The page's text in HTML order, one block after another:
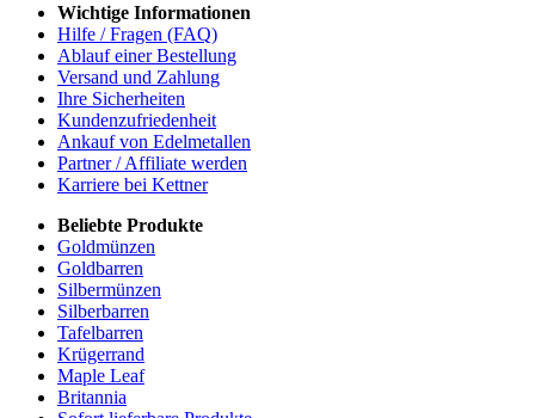
Wichtige Informationen
Hilfe / Fragen (FAQ)
Ablauf einer Bestellung
Versand und Zahlung
Ihre Sicherheiten
Kundenzufriedenheit
Ankauf von Edelmetallen
Partner / Affiliate werden
Karriere bei Kettner
Beliebte Produkte
Goldmünzen
Goldbarren
Silbermünzen
Silberbarren
Tafelbarren
Krügerrand
Maple Leaf
Britannia